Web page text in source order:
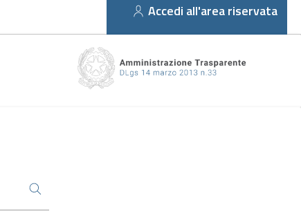
Accedi all'area riservata